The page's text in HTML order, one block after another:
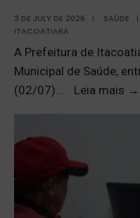
3 DE JULY DE 2026 | SAÚDE |
ITACOATIARA
A Prefeitura de
Municipal de Saúde,
(02/07)
Leia mais →